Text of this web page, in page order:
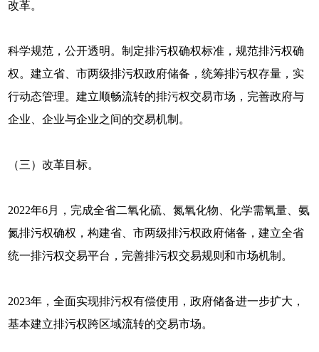
改革。
科学规范，公开透明。制定排污权确权标准，规范排污权确
权。建立省、市两级排污权政府储备，统筹排污权存量，实
行动态管理。建立顺畅流转的排污权交易市场，完善政府与
企业、企业与企业之间的交易机制。
（三）改革目标。
2022年6月，完成全省二氧化硫、氮氧化物、化学需氧量、氨
氮排污权确权，构建省、市两级排污权政府储备，建立全省
统一排污权交易平台，完善排污权交易规则和市场机制。
2023年，全面实现排污权有偿使用，政府储备进一步扩大，
基本建立排污权跨区域流转的交易市场。